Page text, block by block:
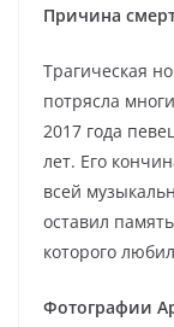
Причина
Трагическая
потрясла
2017 года
лет. Его
всей
оставил
которого
Фотографии